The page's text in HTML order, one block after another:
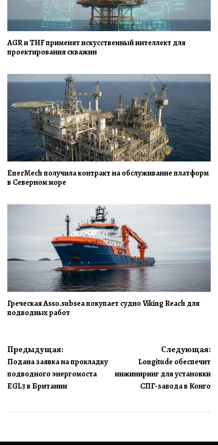
AGR и THF применят искусственный интеллект для
проектирования скважин
EnerMech получила контракт на обслуживание платформ
в Северном море
Греческая Asso.subsea покупает судно Viking Reach для
подводных работ
Навигация
по
записям
Предыдущая:
Подана заявка на прокладку
подводного энергомоста
EGL3 в Британии
Следующая:
Longitude обеспечит
инжиниринг для установки
СПГ-завода в Конго